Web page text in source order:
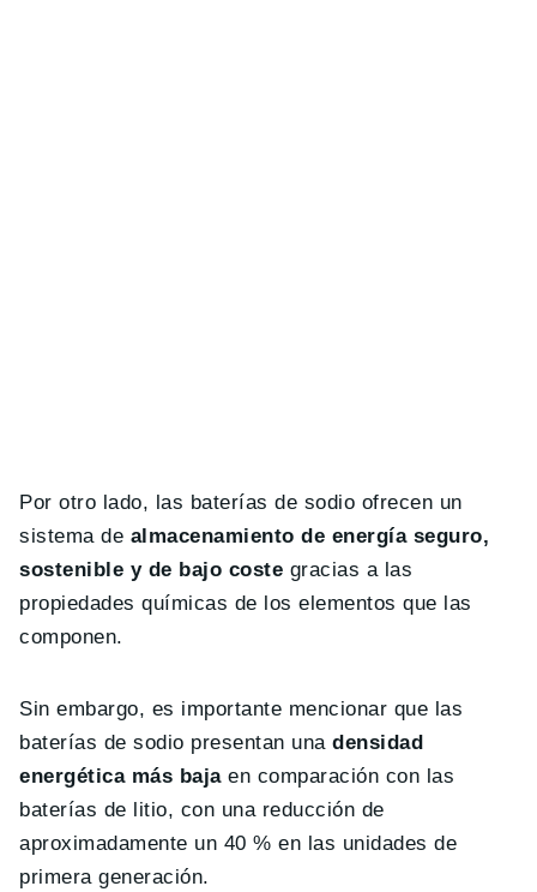
Por otro lado, las baterías de sodio ofrecen un
sistema de almacenamiento de energía seguro,
sostenible y de bajo coste gracias a las
propiedades químicas de los elementos que las
componen.
Sin embargo, es importante mencionar que las
baterías de sodio presentan unadensidad
energética más bajaen comparación con las
baterías de litio, con una reducción de
aproximadamente un 40 % en las unidades de
primera generación.